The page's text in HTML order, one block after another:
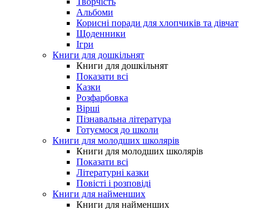
Альбоми
Корисні поради для хлопчиків та дівчат
Щоденники
Ігри
Книги для дошкільнят
Книги для дошкільнят
Показати всі
Казки
Розфарбовка
Вірші
Пізнавальна література
Готуємося до школи
Книги для молодших школярів
Книги для молодших школярів
Показати всі
Літературні казки
Повісті і розповіді
Книги для найменших
Книги для найменших